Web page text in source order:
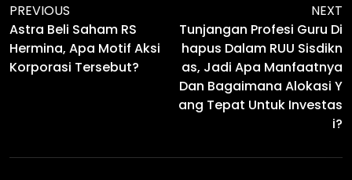
PREVIOUS
Astra Beli Saham RS
Hermina, Apa Motif Aksi
Korporasi Tersebut?
NEXT
Tunjangan Profesi Guru Di
Hapus Dalam RUU Sisdikn
As, Jadi Apa Manfaatnya
Dan Bagaimana Alokasi Y
Ang Tepat Untuk Investas
I?